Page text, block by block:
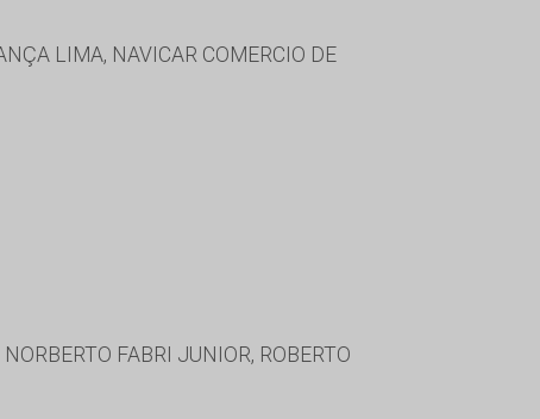
LIMA, NAVICAR COMERCIO DE
FABRI JUNIOR, ROBERTO